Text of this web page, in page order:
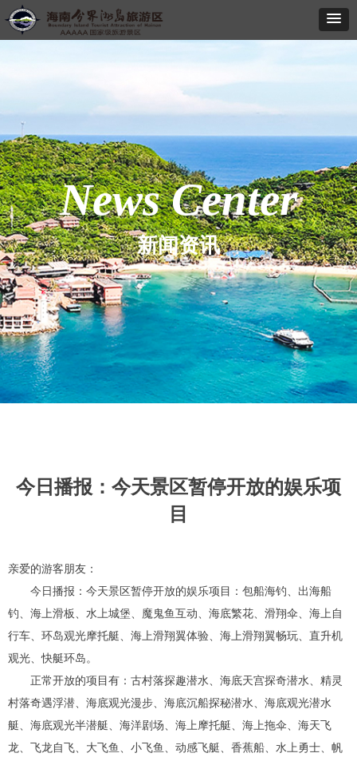
今日播报：今天景区暂停开放的娱乐项
目
亲爱的游客朋友：
今日播报：今天景区暂停开放的娱乐项目：包船海钓、出海船
钓、海上滑板、水上城堡、魔鬼鱼互动、海底繁花、滑翔伞、海上自
行车、环岛观光摩托艇、海上滑翔翼体验、海上滑翔翼畅玩、直升机
观光、快艇环岛。
正常开放的项目有：古村落探趣潜水、海底天宫探奇潜水、精灵
村落奇遇浮潜、海底观光漫步、海底沉船探秘潜水、海底观光潜水
艇、海底观光半潜艇、海洋剧场、海上摩托艇、海上拖伞、海天飞
龙、飞龙自飞、大飞鱼、小飞鱼、动感飞艇、香蕉船、水上勇士、帆
News Center
新闻资讯